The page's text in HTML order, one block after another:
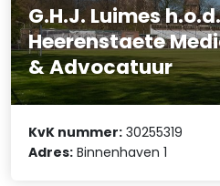
G.H.J. Luimes
Heerenstaete
& Advocatuur
KvK nummer: 30255319
Adres: Binnenhaven 1